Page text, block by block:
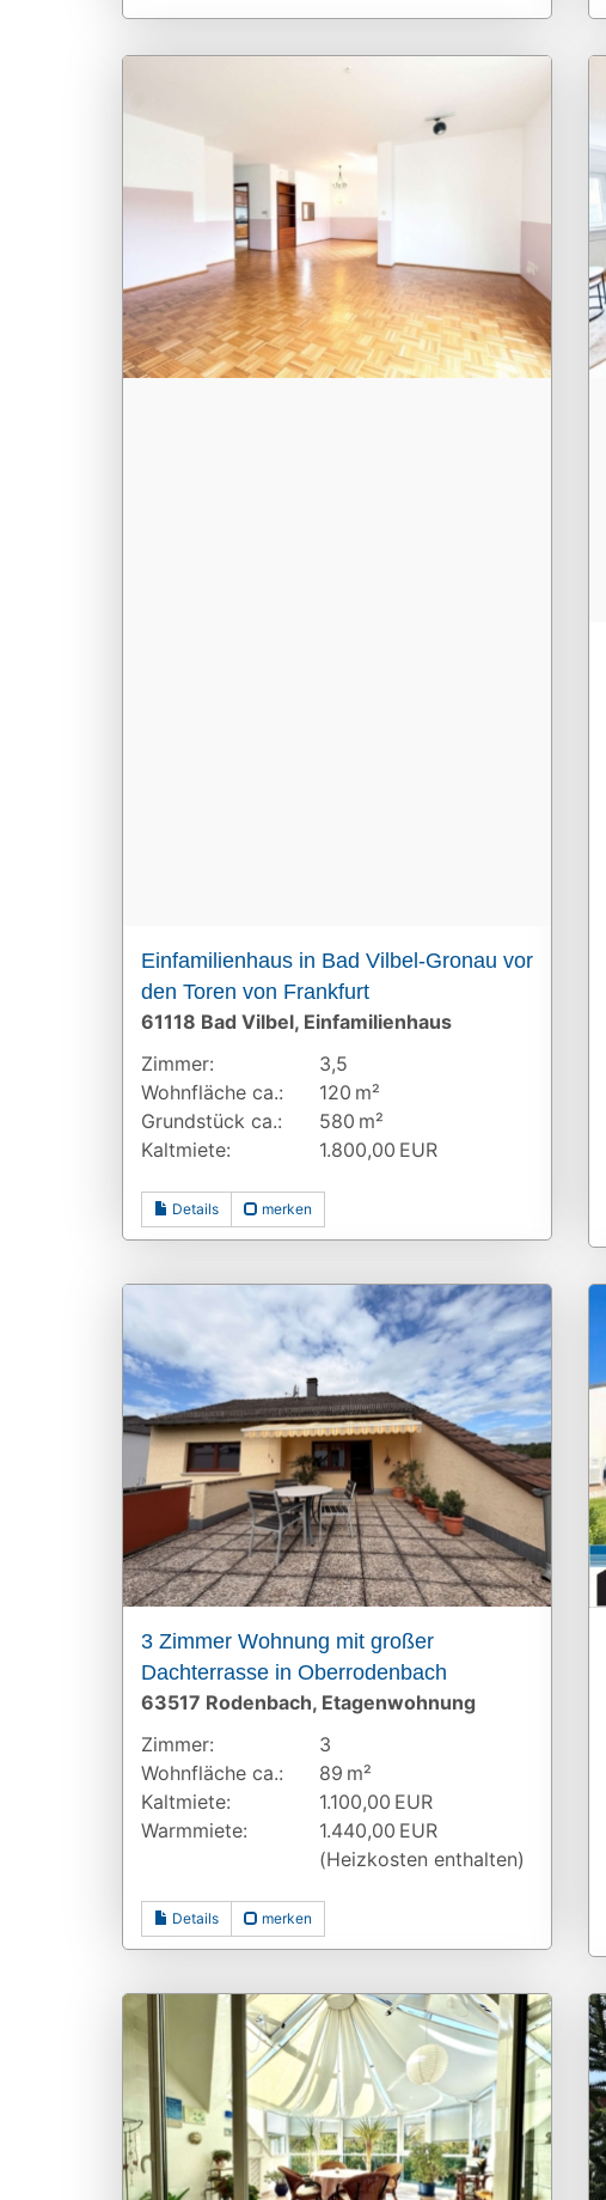
Einfamilienhaus in Bad Vilbel-Gronau vor
den Toren von Frankfurt
61118 Bad Vilbel, Einfamilienhaus
Zimmer:
3,5
Wohnfläche ca.:
120 m²
Grund­stück ca.:
580 m²
Kaltmiete:
1.800,00 EUR
Details merken
3 Zimmer Wohnung mit großer
Dachterrasse in Oberrodenbach
63517 Rodenbach, Etagenwohnung
Zimmer:
3
Wohnfläche ca.:
89 m²
Kaltmiete:
1.100,00 EUR
Warmmiete:
1.440,00 EUR
(Heizkosten enthalten)
Details merken